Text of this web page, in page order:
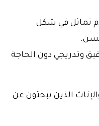
تماثل في شكل
وتدريجي دون الحاجة
الذين يبحثون عن